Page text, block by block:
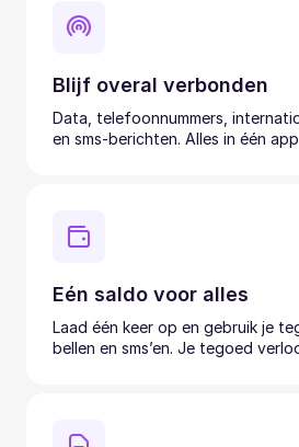
Blijf overal verbonden
Data, telefoonnummers,
en sms-berichten. Alles in één
Eén saldo voor alles
Laad één keer op en gebruik je
bellen en sms’en. Je tegoed